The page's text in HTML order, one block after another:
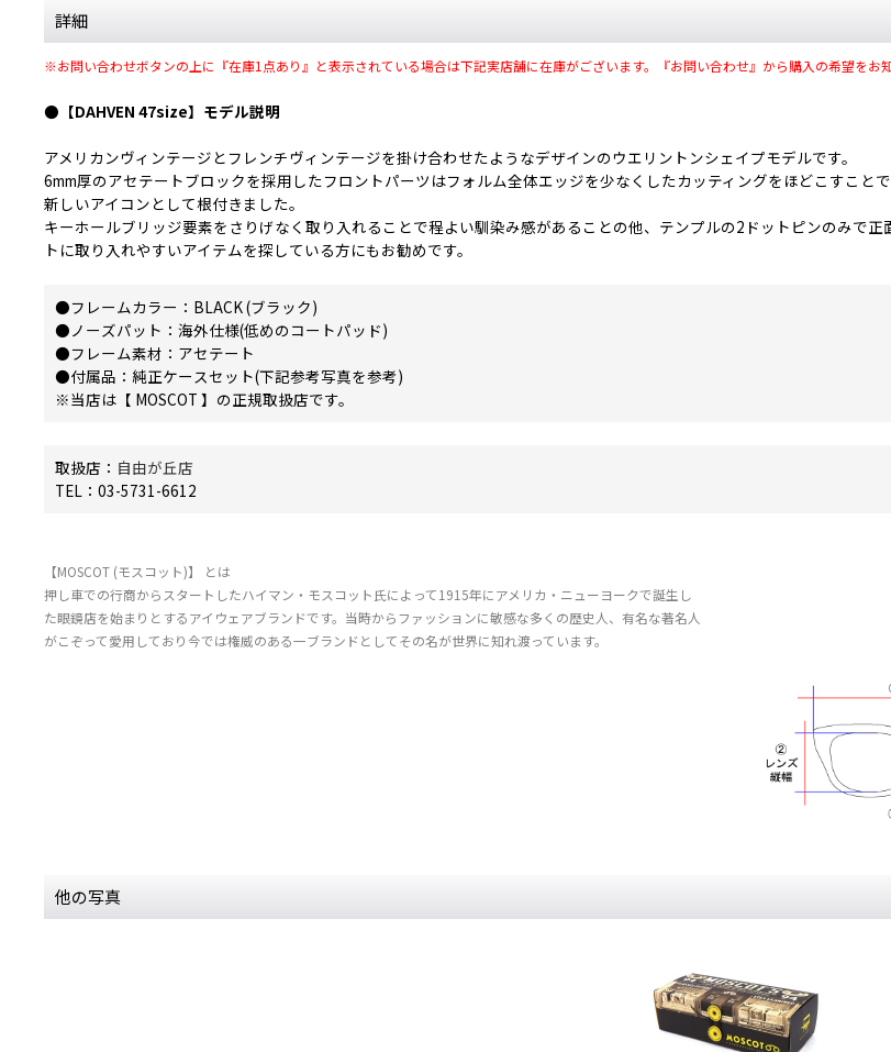
詳細
※お問い合わせボタンの上に『在庫1点あり』と表示されている場合は下記実店舗に在庫がございます。『お問い合わせ』から購入の希望をお知
●【DAHVEN 47size】モデル説明
アメリカンヴィンテージとフレンチヴィンテージを掛け合わせたようなデザインのウエリントンシェイプモデルです。
6mm厚のアセテートブロックを採用したフロントパーツはフォルム全体エッジを少なくしたカッティングをほどこすこと
新しいアイコンとして根付きました。
キーホールブリッジ要素をさりげなく取り入れることで程よい馴染み感があることの他、テンプルの2ドットピンのみで
トに取り入れやすいアイテムを探している方にもお勧めです。
●フレームカラー：BLACK (ブラック)
●ノーズパット：海外仕様(低めのコートパッド)
●フレーム素材：アセテート
●付属品：純正ケースセット(下記参考写真を参考)
※当店は【 MOSCOT 】の正規取扱店です。
取扱店： 自由が丘店
TEL：03-5731-6612
【MOSCOT (モスコット)】 とは
押し車での行商からスタートしたハイマン・モスコット氏によって1915年にアメリカ・ニューヨークで誕生し
た眼鏡店を始まりとするアイウェアブランドです。当時からファッションに敏感な多くの歴史人、有名な著名人
がこぞって愛用しており今では権威のある一ブランドとしてその名が世界に知れ渡っています。
他の写真